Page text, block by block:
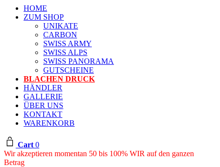
HOME
ZUM SHOP
UNIKATE
CARBON
SWISS ARMY
SWISS ALPS
SWISS PANORAMA
GUTSCHEINE
BLACHEN DRUCK
HÄNDLER
GALLERIE
ÜBER UNS
KONTAKT
WARENKORB
Cart 0
Wir akzeptieren momentan 50 bis 100% WIR auf den ganzen
Betrag